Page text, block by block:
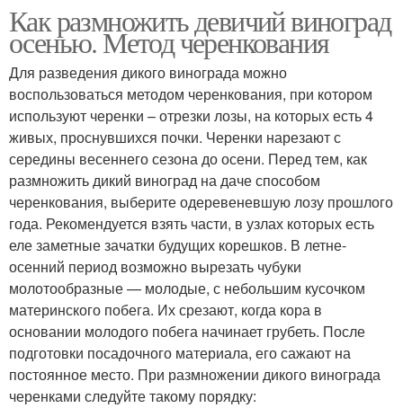
Как размножить девичий виноград
осенью. Метод черенкования
Для разведения дикого винограда можно
воспользоваться методом черенкования, при котором
используют черенки – отрезки лозы, на которых есть 4
живых, проснувшихся почки. Черенки нарезают с
середины весеннего сезона до осени. Перед тем, как
размножить дикий виноград на даче способом
черенкования, выберите одеревеневшую лозу прошлого
года. Рекомендуется взять части, в узлах которых есть
еле заметные зачатки будущих корешков. В летне-
осенний период возможно вырезать чубуки
молотообразные — молодые, с небольшим кусочком
материнского побега. Их срезают, когда кора в
основании молодого побега начинает грубеть. После
подготовки посадочного материала, его сажают на
постоянное место. При размножении дикого винограда
черенками следуйте такому порядку: